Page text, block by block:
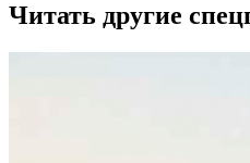
Читать другие